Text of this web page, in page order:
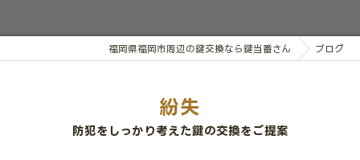
福岡県福岡市周辺の鍵交換なら鍵当番さん ブログ
紛失
防犯をしっかり考えた鍵の交換をご提案